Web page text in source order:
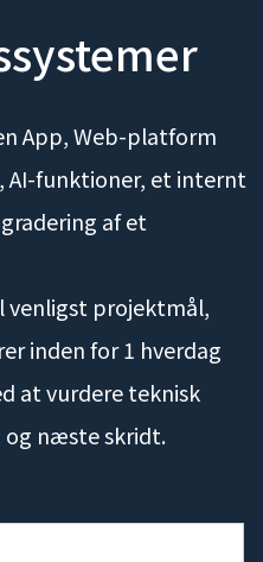
App, Web-platform
AI-funktioner, et internt
af et
venligst projektmål,
inden for 1 hverdag
at vurdere teknisk
næste skridt.